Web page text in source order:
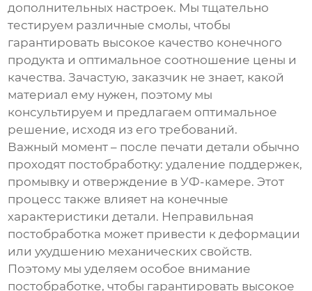
дополнительных настроек. Мы тщательно
тестируем различные смолы, чтобы
гарантировать высокое качество конечного
продукта и оптимальное соотношение цены и
качества. Зачастую, заказчик не знает, какой
материал ему нужен, поэтому мы
консультируем и предлагаем оптимальное
решение, исходя из его требований.
Важный момент – после печати детали обычно
проходят постобработку: удаление поддержек,
промывку и отверждение в УФ-камере. Этот
процесс также влияет на конечные
характеристики детали. Неправильная
постобработка может привести к деформации
или ухудшению механических свойств.
Поэтому мы уделяем особое внимание
постобработке, чтобы гарантировать высокое